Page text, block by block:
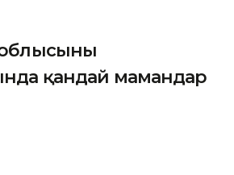
қандай мамандар